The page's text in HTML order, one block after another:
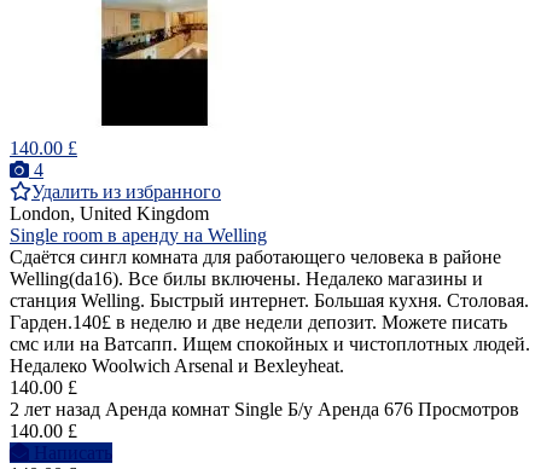
140.00 £
4
Удалить из избранного
London, United Kingdom
Single room в аренду на Welling
Сдаётся сингл комната для работающего человека в районе
Welling(da16). Все билы включены. Недалеко магазины и
станция Welling. Быстрый интернет. Большая кухня. Столовая.
Гарден.140£ в неделю и две недели депозит. Можете писать
смс или на Ватсапп. Ищем спокойных и чистоплотных людей.
Недалеко Woolwich Arsenal и Bexleyheat.
140.00 £
2 лет назад Аренда комнат Single Б/у Аренда 676 Просмотров
140.00 £
Написать